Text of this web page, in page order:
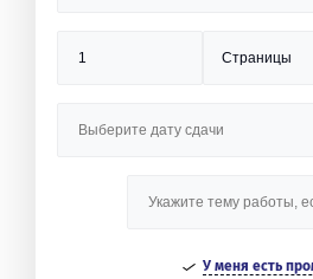
У меня есть